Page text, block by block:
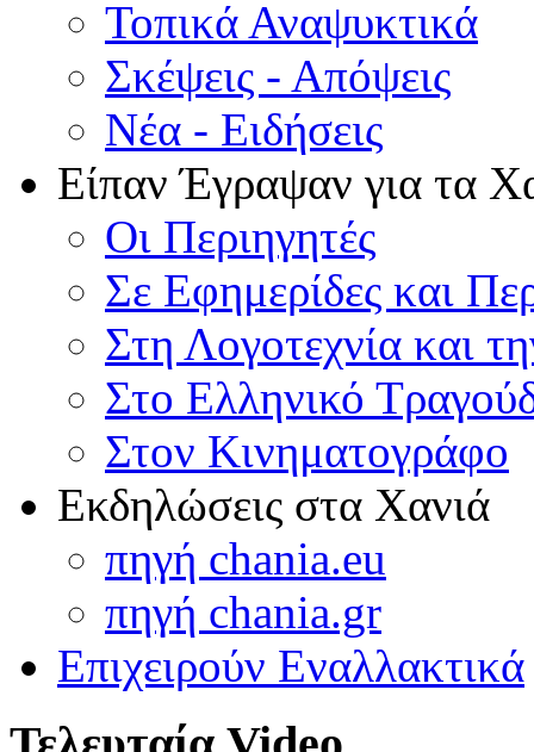
Τοπικά Αναψυκτικά
Σκέψεις - Απόψεις
Νέα - Ειδήσεις
Είπαν Έγραψαν για τα
Οι Περιηγητές
Σε Εφημερίδες και
Στη Λογοτεχνία και
Στο Ελληνικό
Στον Κινηματογράφο
Εκδηλώσεις στα Χανιά
πηγή chania.eu
πηγή chania.gr
Επιχειρούν Εναλλακτικά